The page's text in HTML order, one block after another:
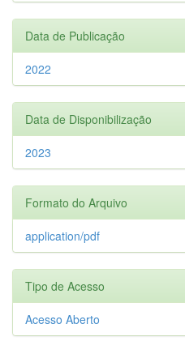
Data de Publicação
2022
Data de Disponibilização
2023
Formato do Arquivo
application/pdf
Tipo de Acesso
Acesso Aberto